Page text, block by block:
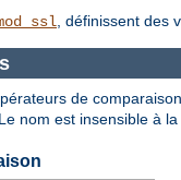
, définissent des
de
nom est insensible à